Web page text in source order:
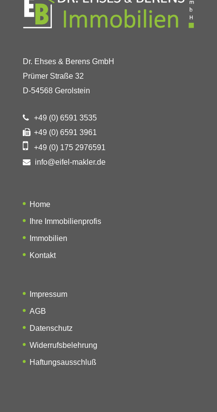
Dr. Ehses & Berens GmbH
Prümer Straße 32
D-54568 Gerolstein
+49 (0) 6591 3535
+49 (0) 6591 3961
+49 (0) 175 2976591
info@eifel-makler.de
Home
Ihre Immobilienprofis
Immobilien
Kontakt
Impressum
AGB
Datenschutz
Widerrufsbelehrung
Haftungsausschluß